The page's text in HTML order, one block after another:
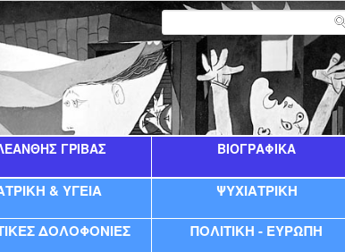
ΓΡΊΒΑΣ ΒΙΟΓΡΑΦΙΚΑ
& ΥΓΕΙΑ ΨΥΧΙΑΤΡΙΚΗ
ΔΟΛΟΦΟΝΙΕΣ ΠΟΛΙΤΙΚΉ - ΕΥΡΏΠΗ